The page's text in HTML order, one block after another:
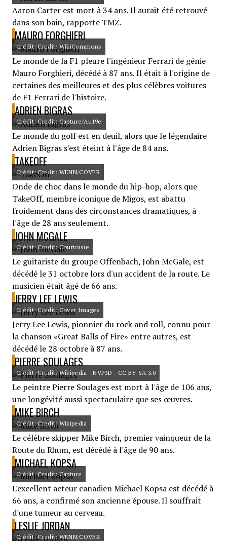
Aaron Carter est mort à 34 ans. Il aurait été retrouvé
dans son bain, rapporte TMZ.
MAURO FORGHIERI
Crédit: Credit: WikiCommons
Le monde de la F1 pleure l'ingénieur Ferrari de génie
Mauro Forghieri, décédé à 87 ans. Il était à l'origine de
certaines des meilleures et des plus célèbres voitures
de F1 Ferrari de l'histoire.
ADRIEN BIGRAS
Crédit: Credit: Capture/Au19e
Le monde du golf est en deuil, alors que le légendaire
Adrien Bigras s'est éteint à l'âge de 84 ans.
TAKEOFF
Crédit: Credit: WENN/COVER
Onde de choc dans le monde du hip-hop, alors que
TakeOff, membre iconique de Migos, est abattu
froidement dans des circonstances dramatiques, à
l'âge de 28 ans seulement.
JOHN MCGALE
Crédit: Credit: Courtoisie
Le guitariste du groupe Offenbach, John McGale, est
décédé le 31 octobre lors d'un accident de la route. Le
musicien était âgé de 66 ans.
JERRY LEE LEWIS
Crédit: Credit: Cover Images
Jerry Lee Lewis, pionnier du rock and roll, connu pour
la chanson «Great Balls of Fire» entre autres, est
décédé le 28 octobre à 87 ans.
PIERRE SOULAGES
Crédit: Credit: Wikipedia - NVP3D - CC BY-SA 3.0
Le peintre Pierre Soulages est mort à l'âge de 106 ans,
une longévité aussi spectaculaire que ses œuvres.
MIKE BIRCH
Crédit: Credit: Wikipedia
Le célèbre skipper Mike Birch, premier vainqueur de la
Route du Rhum, est décédé à l'âge de 90 ans.
MICHAEL KOPSA
Crédit: Credit: Capture
L'excellent acteur canadien Michael Kopsa est décédé à
66 ans, a confirmé son ancienne épouse. Il souffrait
d'une tumeur au cerveau.
LESLIE JORDAN
Crédit: Credit: WENN/COVER